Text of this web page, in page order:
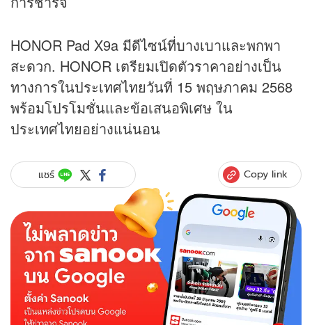
HONOR Pad X9a มีดีไซน์ที่บางเบาและพกพา
สะดวก. HONOR เตรียมเปิดตัวราคาอย่างเป็น
ทางการในประเทศไทยวันที่ 15 พฤษภาคม 2568
พร้อมโปรโมชั่นและข้อเสนอพิเศษ ใน
ประเทศไทยอย่างแน่นอน
แชร์ Copy link